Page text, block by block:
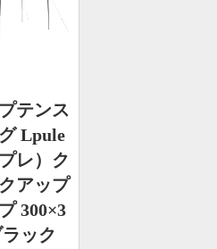
テンス
Lpule
プレ）ク
アップ
300×3
ック